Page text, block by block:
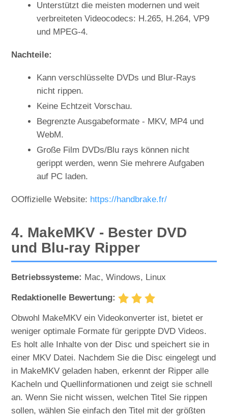
Unterstützt die meisten modernen und weit
verbreiteten Videocodecs: H.265, H.264, VP9
und MPEG-4.
Nachteile:
Kann verschlüsselte DVDs und Blur-Rays
nicht rippen.
Keine Echtzeit Vorschau.
Begrenzte Ausgabeformate - MKV, MP4 und
WebM.
Große Film DVDs/Blu rays können nicht
gerippt werden, wenn Sie mehrere Aufgaben
auf PC laden.
OOffizielle Website: https://handbrake.fr/
4. MakeMKV - Bester DVD
und Blu-ray Ripper
Betriebssysteme: Mac, Windows, Linux
Redaktionelle Bewertung:
Obwohl MakeMKV ein Videokonverter ist, bietet er
weniger optimale Formate für gerippte DVD Videos.
Es holt alle Inhalte von der Disc und speichert sie in
einer MKV Datei. Nachdem Sie die Disc eingelegt und
in MakeMKV geladen haben, erkennt der Ripper alle
Kacheln und Quellinformationen und zeigt sie schnell
an. Wenn Sie nicht wissen, welchen Titel Sie rippen
sollen, wählen Sie einfach den Titel mit der größten